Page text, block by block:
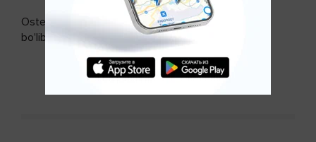
Osteoartroz - bo'g'imlarning keng tarqalgan kasalligi
bo'lib, so'ngi paytda osteoartroz kasalligi sonining
ko'payishi tendentsiyasi mavjud...
DAVOMINI O'QISH